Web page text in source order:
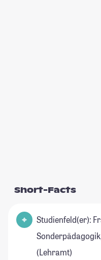
Short-Facts
Studienfeld(er):
(Lehramt)